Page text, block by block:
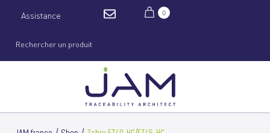
Assistance 0